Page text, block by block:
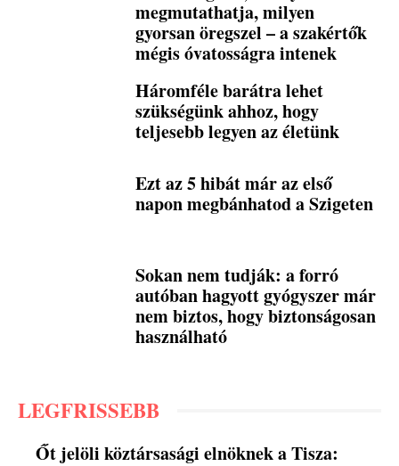
megmutathatja, milyen
gyorsan öregszel – a szakértők
mégis óvatosságra intenek
Háromféle barátra lehet
szükségünk ahhoz, hogy
teljesebb legyen az életünk
Ezt az 5 hibát már az első
napon megbánhatod a Szigeten
Sokan nem tudják: a forró
autóban hagyott gyógyszer már
nem biztos, hogy biztonságosan
használható
LEGFRISSEBB
Őt jelöli köztársasági elnöknek a Tisza: